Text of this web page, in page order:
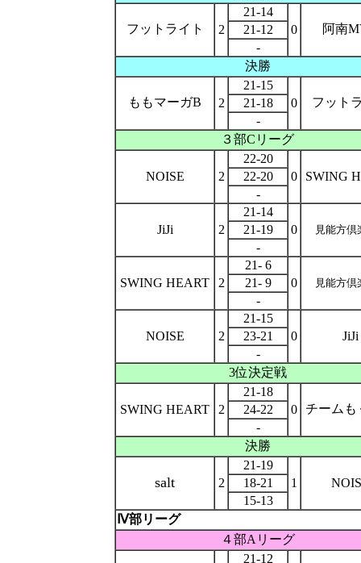
フットライト 2
21-14
0
阿南
21-12
-
決勝
ももマーガB 2
21-15
0
フット
21-18
-
３部Cリーグ
NOISE 2
22-20
0
SWING
22-20
-
JiJi 2
21-14
0
見能方倶
21-19
-
SWING HEART 2
21- 6
0
見能方倶
21- 9
-
NOISE 2
21-15
0
JiJi
23-21
-
3位決定戦
SWING HEART 2
21-18
0 チームも
24-22
-
決勝
salt 2
21-19
1
18-21
15-13
Ⅳ部リーグ
４部Aリーグ
21-12